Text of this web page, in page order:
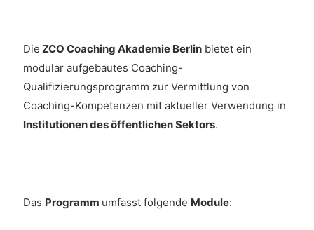
Die ZCO Coaching Akademie Berlin bietet ein
modular aufgebautes Coaching-
Qualifizierungsprogramm zur Vermittlung von
Coaching-Kompetenzen mit aktueller Verwendung in
Institutionen des öffentlichen Sektors.
Das Programm umfasst folgende Module: